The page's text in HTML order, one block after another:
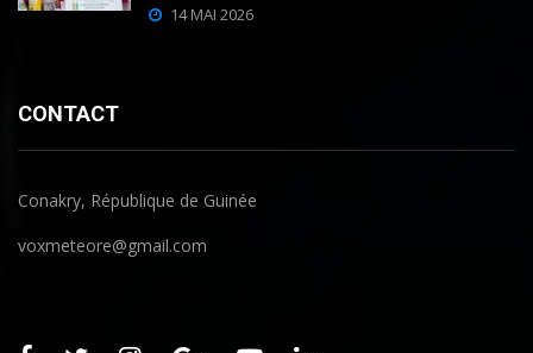
14 MAI 2026
CONTACT
Conakry, République de Guinée
voxmeteore@gmail.com